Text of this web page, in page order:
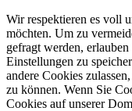
Wir respektieren es voll
möchten. Um zu
gefragt werden,
Einstellungen zu
andere Cookies
zu können. Wenn Sie
Cookies auf unserer